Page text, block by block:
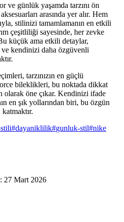
günlük yaşamda tarzını ön
arasında yer alır. Hem
stilinizi tamamlamanın en etkili
çeşitliliği sayesinde, her zevke
küçük ama etkili detaylar,
kendinizi daha özgüvenli
tarzınızın en güçlü
bileklikleri, bu noktada dikkat
öne çıkar. Kendinizi ifade
en şık yollarından biri, bu özgün
katmaktır.
#dayaniklilik#gunluk-stil#nike
27 Mart 2026